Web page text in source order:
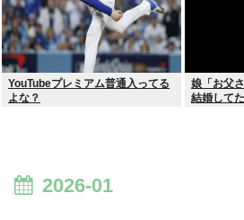
YouTubeプレミアム普通入ってる
よな？
娘「お父
結婚して
2026-01